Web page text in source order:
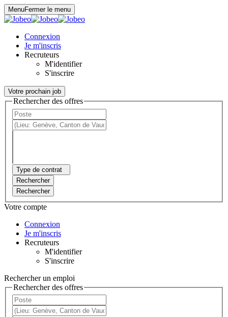
MenuFermer le menu
Connexion
Je m'inscris
Recruteurs
M'identifier
S'inscrire
Votre prochain job
Rechercher des offres
Type de contrat
Rechercher
Rechercher
Votre compte
Connexion
Je m'inscris
Recruteurs
M'identifier
S'inscrire
Rechercher un emploi
Rechercher des offres
Panneau de gestion des cookies